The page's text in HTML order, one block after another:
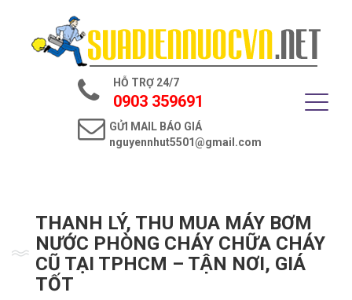
Trang chủ
Dịch vụ điện nước
HỖ TRỢ 24/7
0903 359691
GỬI MAIL BÁO GIÁ
nguyennhut5501@gmail.com
THANH LÝ, THU MUA MÁY BƠM
NƯỚC PHÒNG CHÁY CHỮA CHÁY
CŨ TẠI TPHCM – TẬN NƠI, GIÁ
TỐT